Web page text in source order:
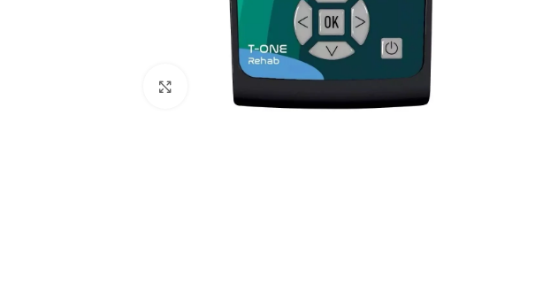
Spustelėkite, kad padidintumėte